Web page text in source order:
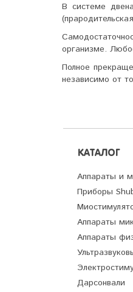
В системе
организме.
Полное
независимо от
КАТАЛОГ
Аппараты и
Приборы
Аппараты
Аппараты
Дарсонвали